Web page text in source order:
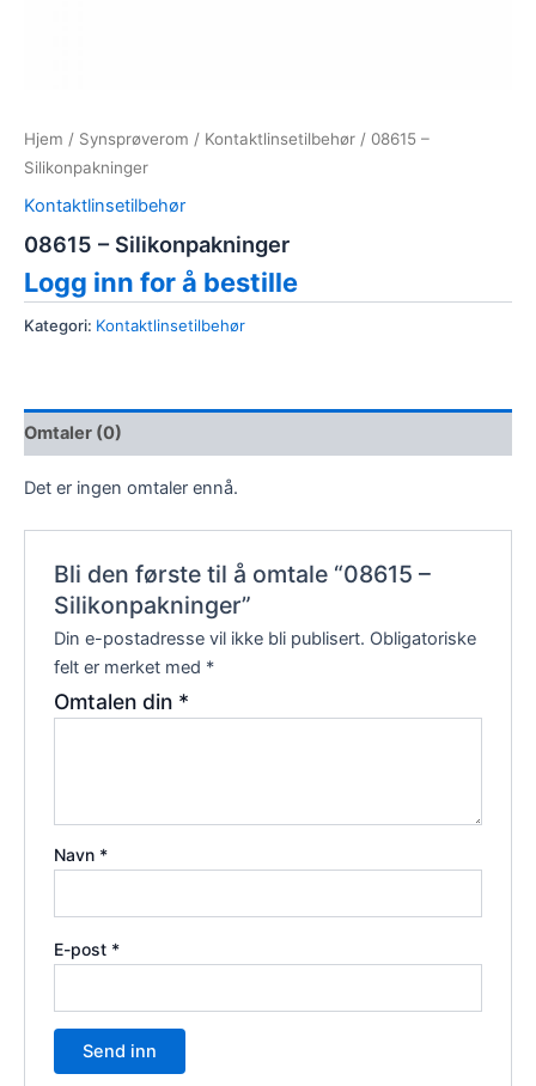
Hjem / Synsprøverom / Kontaktlinsetilbehør / 08615 –
Silikonpakninger
Kontaktlinsetilbehør
08615 – Silikonpakninger
Logg inn for å bestille
Kategori: Kontaktlinsetilbehør
Omtaler (0)
Det er ingen omtaler ennå.
Bli den første til å omtale “08615 –
Silikonpakninger”
Din e-postadresse vil ikke bli publisert. Obligatoriske
felt er merket med *
Omtalen din *
Navn *
E-post *